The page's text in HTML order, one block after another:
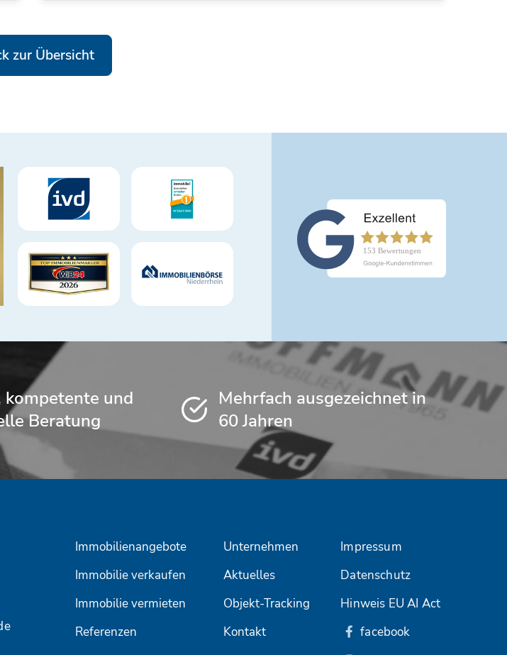
zur Übersicht
kompetente und
Beratung
Mehrfach ausgezeichnet in
60 Jahren
Immobilienangebote
Unternehmen
Immobilie verkaufen
Aktuelles
Immobilie vermieten
Objekt-Tracking
Referenzen
Kontakt
Impressum
Datenschutz
Hinweis EU AI Act
facebook